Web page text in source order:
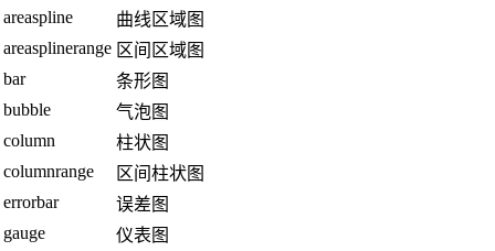
areaspline
曲线区域图
areasplinerange 区间区域图
bar
条形图
bubble
气泡图
column
柱状图
columnrange
区间柱状图
errorbar
误差图
gauge
仪表图